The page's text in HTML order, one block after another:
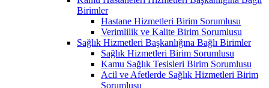
Birimler
Hastane Hizmetleri Birim Sorumlusu
Verimlilik ve Kalite Birim Sorumlusu
Sağlık Hizmetleri Başkanlığına Bağlı Birimler
Sağlık Hizmetleri Birim Sorumlusu
Kamu Sağlık Tesisleri Birim Sorumlusu
Acil ve Afetlerde Sağlık Hizmetleri Birim
Sorumlusu